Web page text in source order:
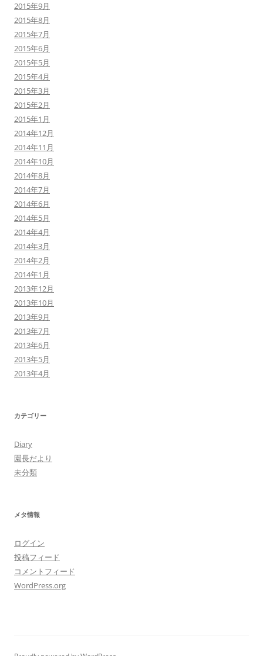
2015年9月
2015年8月
2015年7月
2015年6月
2015年5月
2015年4月
2015年3月
2015年2月
2015年1月
2014年12月
2014年11月
2014年10月
2014年8月
2014年7月
2014年6月
2014年5月
2014年4月
2014年3月
2014年2月
2014年1月
2013年12月
2013年10月
2013年9月
2013年7月
2013年6月
2013年5月
2013年4月
カテゴリー
Diary
園長だより
未分類
メタ情報
ログイン
投稿フィード
コメントフィード
WordPress.org